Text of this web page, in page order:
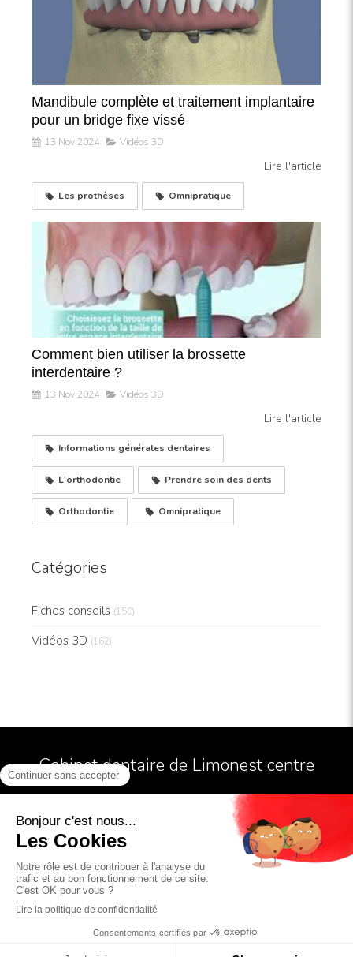
Mandibule complète et traitement implantaire
pour un bridge fixe vissé
13 Nov 2024 Vidéos 3D
Lire l'article
Les prothèses Omnipratique
Comment bien utiliser la brossette
interdentaire ?
13 Nov 2024 Vidéos 3D
Lire l'article
Informations générales dentaires
L'orthodontie Prendre soin des dents
Orthodontie Omnipratique
Catégories
Fiches conseils (150)
Vidéos 3D (162)
Cabinet dentaire de Limonest centre
Conditions Générales Utilisation
Politiques de confidentialité et charte cookie
5 rue Doncaster